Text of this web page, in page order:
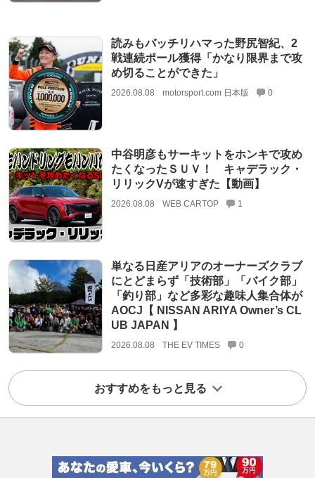
読みもバッチリハマった野尻智紀、2
戦連続ポール獲得「かなり限界まで攻
め切ることができた」
2026.08.08 motorsport.com 日本版 0
中谷明彦もサーキットをホンキで攻め
たくなったＳＵＶ！ キャデラック・
リリックVが速すぎた【動画】
2026.08.08 WEB CARTOP 1
単なる日産アリアのオーナーズクラブ
にとどまらず「技術部」「バイク部」
「釣り部」など多彩な趣味人集合体が
AOCJ【 NISSAN ARIYA Owner’s CL
UB JAPAN 】
2026.08.08 THE EV TIMES 0
おすすめをもっと見る